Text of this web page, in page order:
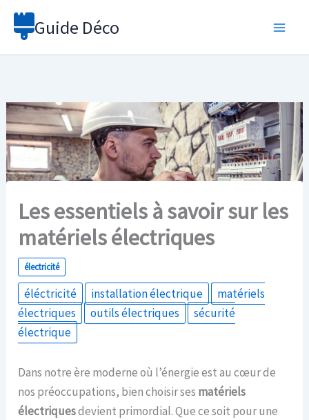
Aller
Guide Déco
Les essentiels à savoir sur les
matériels électriques
électricité
éléctricité installation électrique
matériels
électriques
outils électriques
sécurité
électrique
Dans notre ère moderne où l’énergie est au cœur de
nos préoccupations, bien choisir ses matériels
électriquesdevient primordial. Que ce soit pour une